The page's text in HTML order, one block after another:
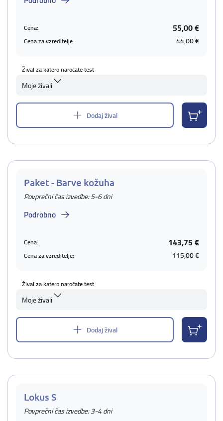
Cena: 55,00 €
Cena za vzreditelje: 44,00 €
Žival za katero naročate test
Moje živali
Dodaj žival
Paket - Barve kožuha
Povprečni čas izvedbe: 5-6 dni
Podrobno
Cena: 143,75 €
Cena za vzreditelje: 115,00 €
Žival za katero naročate test
Moje živali
Dodaj žival
Lokus S
Povprečni čas izvedbe: 3-4 dni